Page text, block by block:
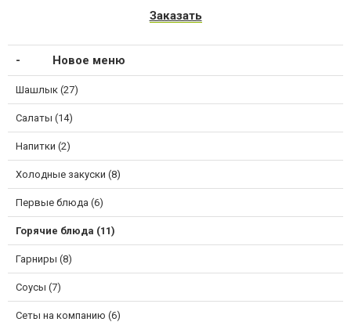
Заказать
Новое меню
Шашлык (27)
Салаты (14)
Напитки (2)
Холодные закуски (8)
Первые блюда (6)
Горячие блюда (11)
Гарниры (8)
Соусы (7)
Сеты на компанию (6)